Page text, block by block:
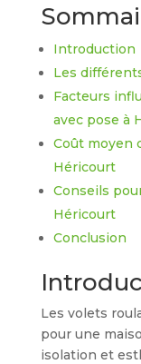
Introduction
Les
Facteurs
avec pose à
Coût moyen
Héricourt
Conseils
Héricourt
Conclusion
Les volets
pour une
isolation et